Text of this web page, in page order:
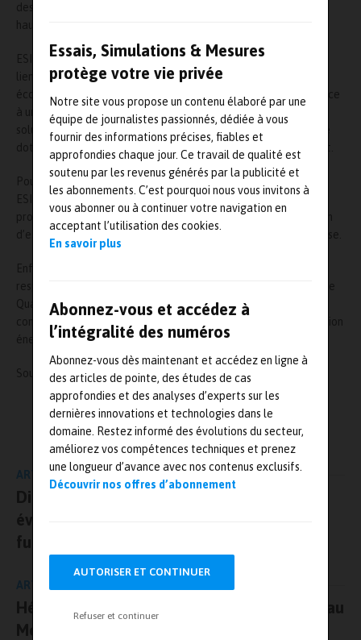
Essais, Simulations & Mesures
protège votre vie privée
Notre site vous propose un contenu élaboré par une
équipe de journalistes passionnés, dédiée à vous
fournir des informations précises, fiables et
approfondies chaque jour. Ce travail de qualité est
soutenu par les revenus générés par la publicité et
les abonnements. C’est pourquoi nous vous invitons à
vous abonner ou à continuer votre navigation en
acceptant l’utilisation des cookies.
En savoir plus
Abonnez-vous et accédez à
l’intégralité des numéros
Abonnez-vous dès maintenant et accédez en ligne à
des articles de pointe, des études de cas
approfondies et des analyses d’experts sur les
dernières innovations et technologies dans le
domaine. Restez informé des évolutions du secteur,
améliorez vos compétences techniques et prenez
une longueur d’avance avec nos contenus exclusifs.
Découvrir nos offres d’abonnement
AUTORISER ET CONTINUER
Refuser et continuer
des compétences et des solutions afin d’offrir des prestations à
haute valeur ajoutée pour les acteurs industriels.
ESI a aménagé ses locaux pour lui permettre de renforcer ses
liens avec ses clients français et internationaux et son
écosystème, le tout dans une logique d’innovation ouverte. Grâce
à un étage entièrement dédié aux démonstrations de ses
solutions digitales, aux réunions et à la cocréation, le Groupe se
dote d’outils indispensables pour accélérer son développement.
Pour favoriser le bien-être et le confort de ses collaborateurs,
ESI a repensé et agrandi ses espaces. Ces nouveaux locaux
proposent un environnement de travail optimal avec la création
d’espace de coworking, d’une cuisine aménagée et d’une terrasse.
Enfin, le choix de l’immeuble s’inscrit dans l’engagement de
responsabilité sociale et environnementale d’ESI. Certifié Haute
Qualité Environnementale (HQE), il permettra au Groupe de
confirmer sa volonté d’une meilleure maitrise de sa consommation
énergétique, le tout dans une démarche éco-responsable.
Source :https://www.esi-group.com
L'AUTEUR
Mesures-et-tests.com
ARTICLE PRÉCÉDENT
Digital Industry Summit, le nouvel
événement de référence pour l’industrie du
futur
ARTICLE SUIVANT
Hélios présente sa voiture photovoltaïque au
Mondial de l’Automobile 2018